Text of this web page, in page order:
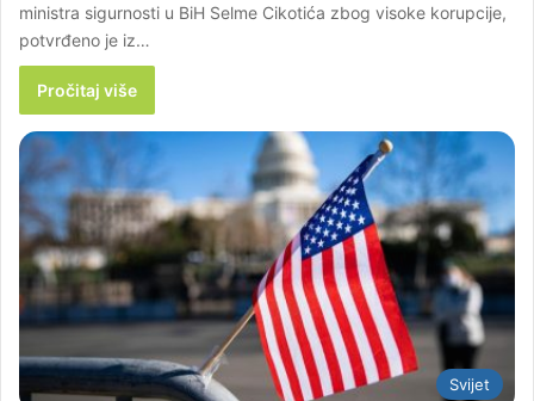
ministra sigurnosti u BiH Selme Cikotića zbog visoke korupcije,
potvrđeno je iz…
Pročitaj više
Svijet